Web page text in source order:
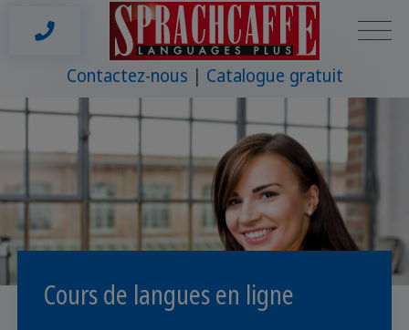
Contactez-nous Catalogue gratuit
Cours de langues en ligne